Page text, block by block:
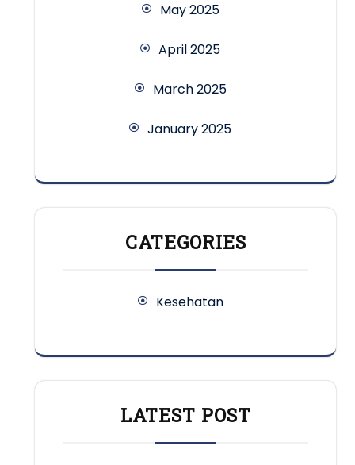
May 2025
April 2025
March 2025
January 2025
CATEGORIES
Kesehatan
LATEST POST